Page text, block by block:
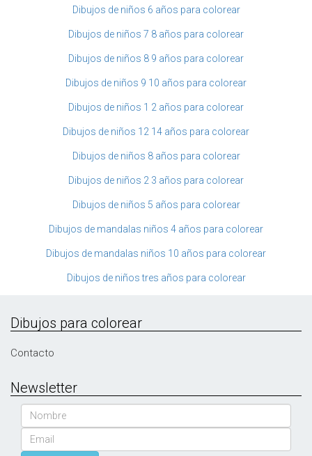
Dibujos de niños 6 años para colorear
Dibujos de niños 7 8 años para colorear
Dibujos de niños 8 9 años para colorear
Dibujos de niños 9 10 años para colorear
Dibujos de niños 1 2 años para colorear
Dibujos de niños 12 14 años para colorear
Dibujos de niños 8 años para colorear
Dibujos de niños 2 3 años para colorear
Dibujos de niños 5 años para colorear
Dibujos de mandalas niños 4 años para colorear
Dibujos de mandalas niños 10 años para colorear
Dibujos de niños tres años para colorear
Dibujos para colorear
Contacto
Newsletter
Nombre
Email